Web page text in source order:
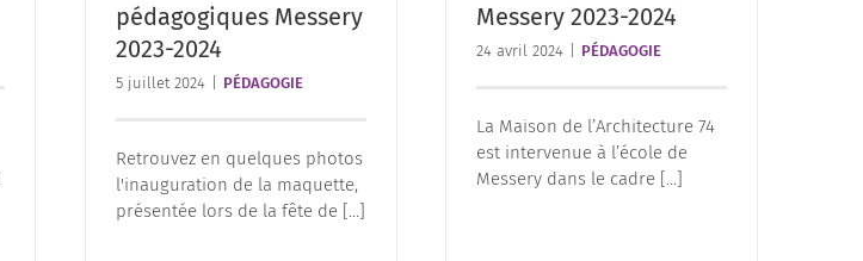
pédagogiques Messery
2023-2024
5 juillet 2024 PÉDAGOGIE
Retrouvez en quelques photos
l'inauguration de la maquette,
présentée lors de la fête de [...]
Messery 2023-2024
24 avril 2024 PÉDAGOGIE
La Maison de l’Architecture 74
est intervenue à l’école de
Messery dans le cadre [...]